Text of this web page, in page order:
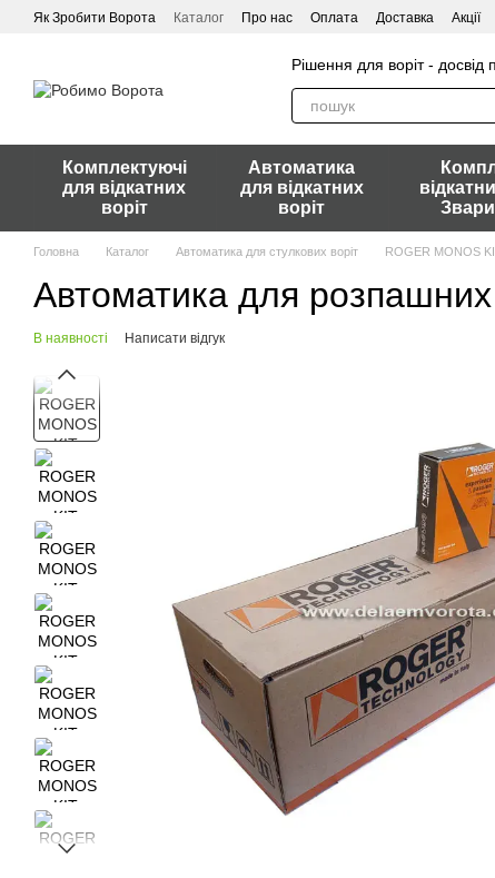
Перейти до основного контенту
Як Зробити Ворота Каталог Про нас Оплата Доставка Акції
Рішення для воріт - досвід
Комплектуючі
для відкатних
воріт
Автоматика
для відкатних
воріт
Головна Каталог Автоматика для стулкових воріт ROGER MONOS
Автоматика для
В наявності Написати відгук